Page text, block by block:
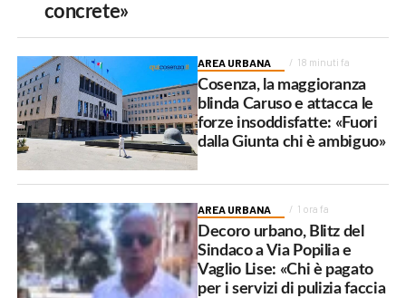
concrete»
AREA URBANA 18 minuti fa
Cosenza, la maggioranza
blinda Caruso e attacca le
forze insoddisfatte: «Fuori
dalla Giunta chi è ambiguo»
AREA URBANA 1 ora fa
Decoro urbano, Blitz del
Sindaco a Via Popilia e
Vaglio Lise: «Chi è pagato
per i servizi di pulizia faccia